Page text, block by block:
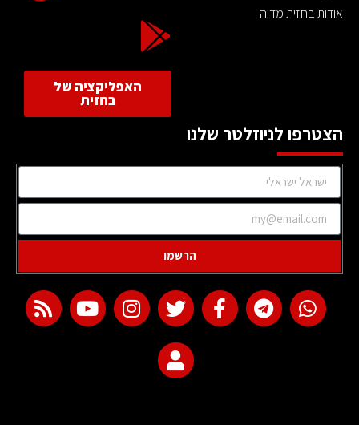
אודות בחזית מדיה
האפליקציה של
בחזית
הצטרפו לניוזלטר שלנו
הרשמו